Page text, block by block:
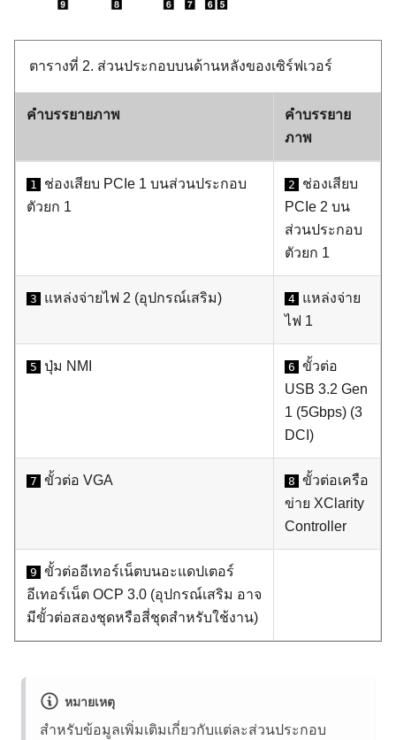
ตารางที่ 2. ส่วนประกอบบนด้านหลังของเซิร์ฟเวอร์
คำบรรยายภาพ
คำบรรยาย
ภาพ
1
ช่องเสียบ PCIe 1 บนส่วนประกอบ
ตัวยก 1
2
ช่องเสียบ
PCIe 2 บน
ส่วนประกอบ
ตัวยก 1
3 แหล่งจ่ายไฟ 2 (อุปกรณ์เสริม) 4 แหล่งจ่าย
ไฟ 1
5 ปุ่ม NMI 6 ขั้วต่อ
USB 3.2 Gen
1 (5Gbps) (3
DCI)
7 ขั้วต่อ VGA 8 ขั้วต่อเครือ
ข่าย XClarity
Controller
9 ขั้วต่ออีเทอร์เน็ตบนอะแดปเตอร์
อีเทอร์เน็ต OCP 3.0 (อุปกรณ์เสริม อาจ
มีขั้วต่อสองชุดหรือสี่ชุดสำหรับใช้งาน)
หมายเหตุ
สำหรับข้อมูลเพิ่มเติมเกี่ยวกับแต่ละส่วนประกอบ